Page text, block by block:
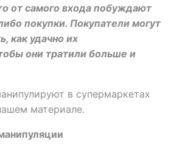
от самого входа побуждают
покупки. Покупатели могут
как удачно их
они тратили больше и
в супермаркетах
материале.